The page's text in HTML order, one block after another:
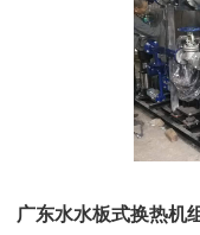
广东水水板式换热机